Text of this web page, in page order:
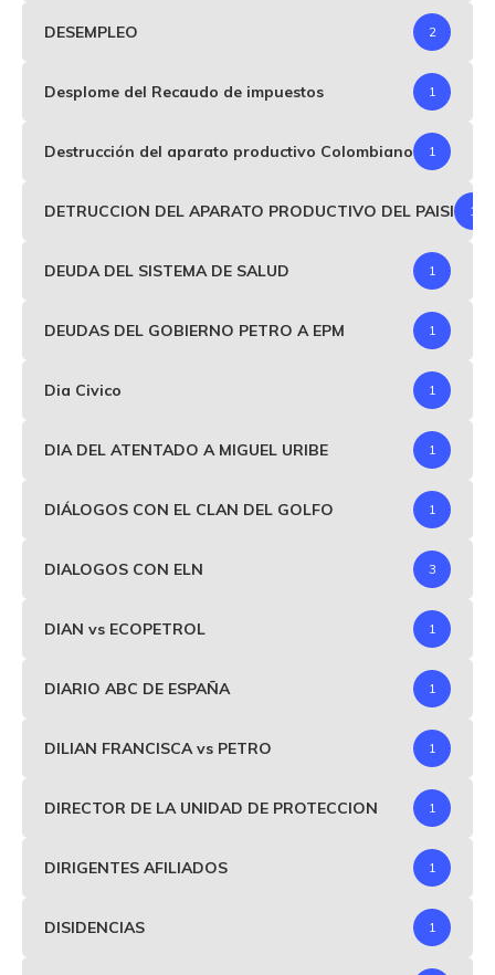
DESEMPLEO 2
Desplome del Recaudo de impuestos 1
Destrucción del aparato productivo Colombiano 1
DETRUCCION DEL APARATO PRODUCTIVO DEL PAISI 1
DEUDA DEL SISTEMA DE SALUD 1
DEUDAS DEL GOBIERNO PETRO A EPM 1
Dia Civico 1
DIA DEL ATENTADO A MIGUEL URIBE 1
DIÁLOGOS CON EL CLAN DEL GOLFO 1
DIALOGOS CON ELN 3
DIAN vs ECOPETROL 1
DIARIO ABC DE ESPAÑA 1
DILIAN FRANCISCA vs PETRO 1
DIRECTOR DE LA UNIDAD DE PROTECCION 1
DIRIGENTES AFILIADOS 1
DISIDENCIAS 1